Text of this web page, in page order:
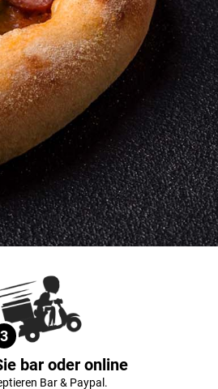
3
bar oder online
Bar & Paypal.